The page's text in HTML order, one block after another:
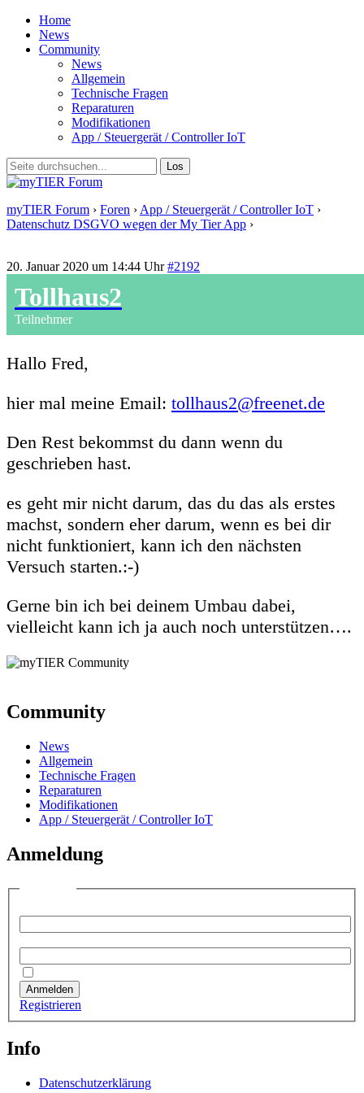
Home
News
Community
News
Allgemein
Technische Fragen
Reparaturen
Modifikationen
App / Steuergerät / Controller IoT
myTIER Forum › Foren › App / Steuergerät / Controller IoT ›
Datenschutz DSGVO wegen der My Tier App ›
20. Januar 2020 um 14:44 Uhr #2192
Tollhaus2
Teilnehmer
Hallo Fred,
hier mal meine Email: tollhaus2@freenet.de
Den Rest bekommst du dann wenn du
geschrieben hast.
es geht mir nicht darum, das du das als erstes
machst, sondern eher darum, wenn es bei dir
nicht funktioniert, kann ich den nächsten
Versuch starten.:-)
Gerne bin ich bei deinem Umbau dabei,
vielleicht kann ich ja auch noch unterstützen….
Community
News
Allgemein
Technische Fragen
Reparaturen
Modifikationen
App / Steuergerät / Controller IoT
Anmeldung
Anmelden
Registrieren
Info
Datenschutzerklärung